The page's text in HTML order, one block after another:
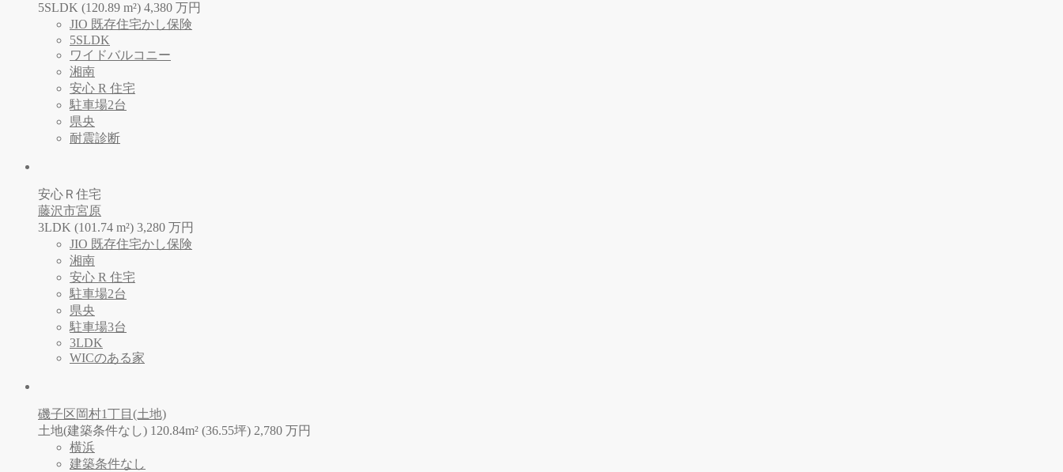
5SLDK (120.89 m²) 4,380 万円
JIO 既存住宅かし保険
5SLDK
ワイドバルコニー
湘南
安心 R 住宅
駐車場2台
県央
耐震診断
安心Ｒ住宅
藤沢市宮原
3LDK (101.74 m²) 3,280 万円
JIO 既存住宅かし保険
湘南
安心 R 住宅
駐車場2台
県央
駐車場3台
3LDK
WICのある家
磯子区岡村1丁目(土地)
土地(建築条件なし) 120.84m² (36.55坪) 2,780 万円
横浜
建築条件なし